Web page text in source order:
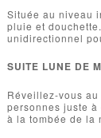
Située au niveau
pluie et
unidirectionnel
SUITE LUNE DE
Réveillez-vous
personnes juste
à la tombée de la